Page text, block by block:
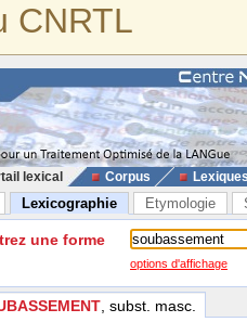
CNRTL
lexical Corpus
Lexicographie Etymologie
une forme
options d'affichage
, subst. masc.